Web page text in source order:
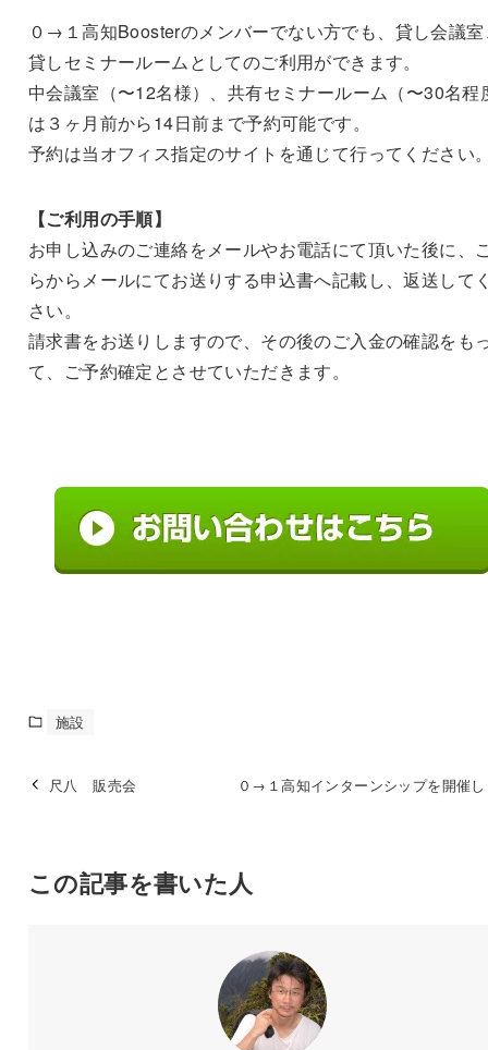
０→１高知Boosterのメンバーでない方でも、貸し会議
貸しセミナールームとしてのご利用ができます。
中会議室（〜12名様）、共有セミナールーム（〜30名程
は３ヶ月前から14日前まで予約可能です。
予約は当オフィス指定のサイトを通じて行ってください
【ご利用の手順】
お申し込みのご連絡をメールやお電話にて頂いた後に、
らからメールにてお送りする申込書へ記載し、返送して
さい。
請求書をお送りしますので、その後のご入金の確認をも
て、ご予約確定とさせていただきます。
施設
尺八 販売会 ０→１高知インターンシップを開催
この記事を書いた人